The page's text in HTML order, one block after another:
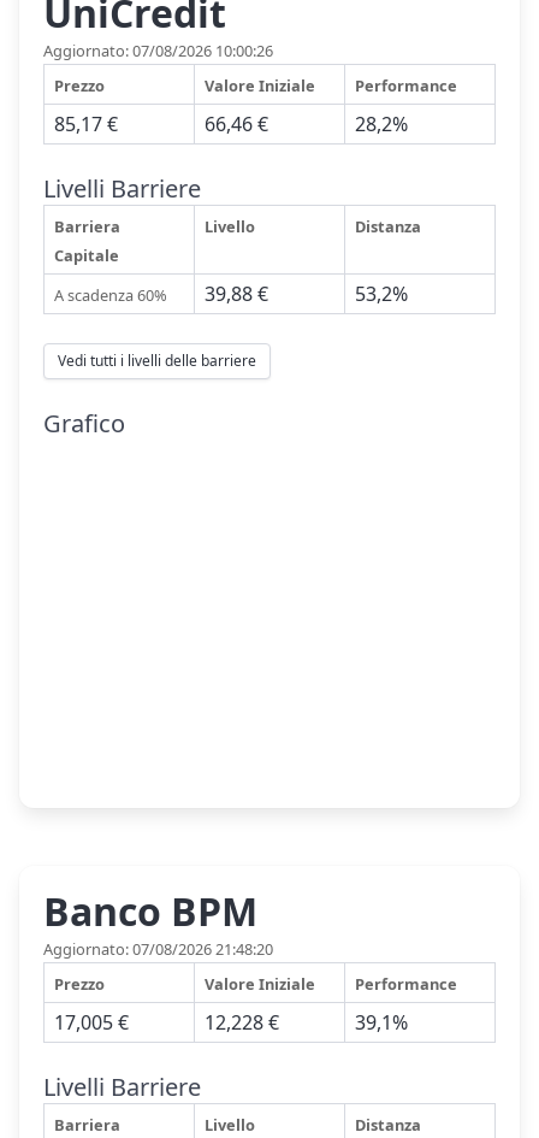
UniCredit
Aggiornato: 07/08/2026 10:00:26
Prezzo
Valore Iniziale Performance
85,17 € 66,46 € 28,2%
Livelli Barriere
Barriera
Capitale
Livello Distanza
A scadenza 60% 39,88 € 53,2%
Vedi tutti i livelli delle barriere
Grafico
Banco BPM
Aggiornato: 07/08/2026 21:48:20
Prezzo
Valore Iniziale Performance
17,005 € 12,228 € 39,1%
Livelli Barriere
Barriera
Livello Distanza